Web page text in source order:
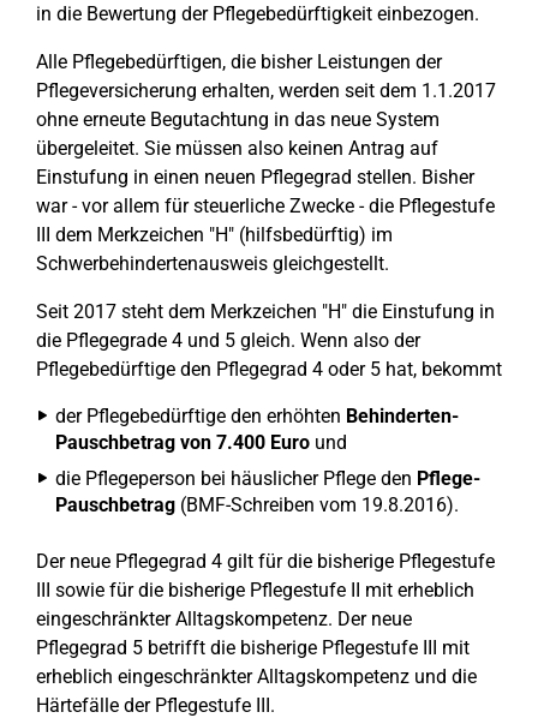
in die Bewertung der Pflegebedürftigkeit einbezogen.
Alle Pflegebedürftigen, die bisher Leistungen der
Pflegeversicherung erhalten, werden seit dem 1.1.2017
ohne erneute Begutachtung in das neue System
übergeleitet. Sie müssen also keinen Antrag auf
Einstufung in einen neuen Pflegegrad stellen. Bisher
war - vor allem für steuerliche Zwecke - die Pflegestufe
III dem Merkzeichen "H" (hilfsbedürftig) im
Schwerbehindertenausweis gleichgestellt.
Seit 2017 steht dem Merkzeichen "H" die Einstufung in
die Pflegegrade 4 und 5 gleich. Wenn also der
Pflegebedürftige den Pflegegrad 4 oder 5 hat, bekommt
der Pflegebedürftige den erhöhten Behinderten-
Pauschbetrag von 7.400 Euro und
die Pflegeperson bei häuslicher Pflege den Pflege-
Pauschbetrag (BMF-Schreiben vom 19.8.2016).
Der neue Pflegegrad 4 gilt für die bisherige Pflegestufe
III sowie für die bisherige Pflegestufe II mit erheblich
eingeschränkter Alltagskompetenz. Der neue
Pflegegrad 5 betrifft die bisherige Pflegestufe III mit
erheblich eingeschränkter Alltagskompetenz und die
Härtefälle der Pflegestufe III.